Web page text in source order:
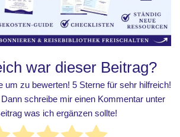
war dieser Beitrag?
um zu bewerten! 5 Sterne für sehr hilfreich!
schreibe mir einen Kommentar unter
was ich ergänzen sollte!